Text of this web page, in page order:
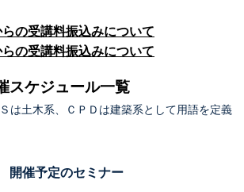
の受講料振込みについて
の受講料振込みについて
スケジュール一覧
は土木系、ＣＰＤは建築系として用語を定義
開催予定のセミナー